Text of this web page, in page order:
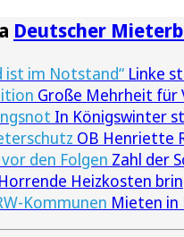
Deutscher
ist im Notstand“ Linke
Große Mehrheit für
In Königswinter
OB Henriette
den Folgen Zahl der
Horrende Heizkosten
Kommunen Mieten